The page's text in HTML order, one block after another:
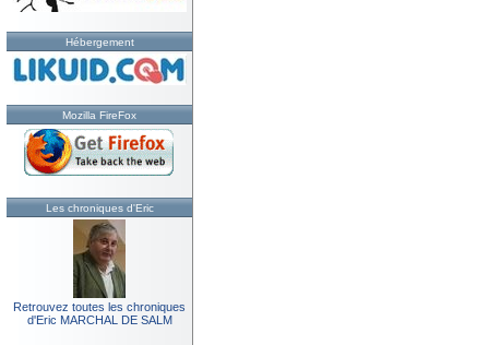
Hébergement
Mozilla FireFox
Les chroniques d'Eric
Retrouvez toutes les chroniques
d'Eric MARCHAL DE SALM